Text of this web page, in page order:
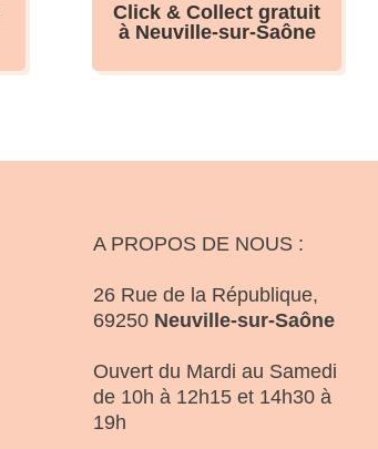
Click & Collect gratuit
à Neuville-sur-Saône
A PROPOS DE NOUS :
26 Rue de la République,
69250 Neuville-sur-Saône
Ouvert du Mardi au Samedi
de 10h à 12h15 et 14h30 à
19h